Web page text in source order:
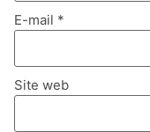
E-mail *
Site web